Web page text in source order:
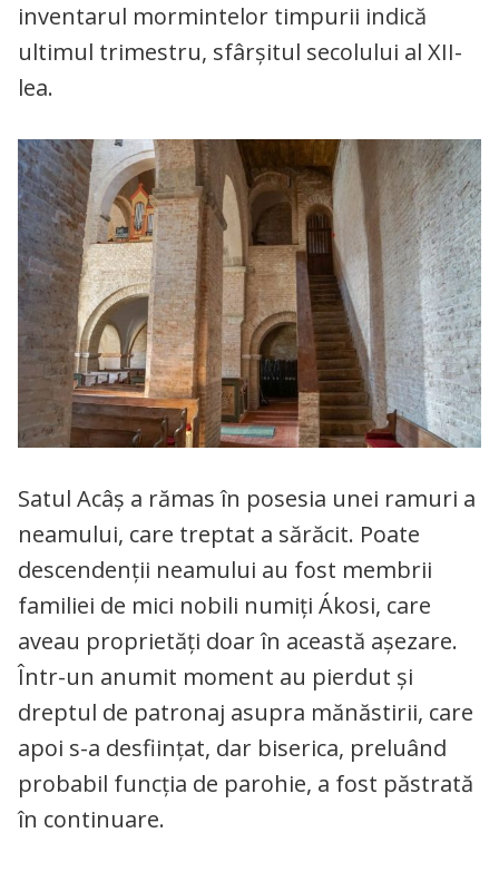
inventarul mormintelor timpurii indică
ultimul trimestru, sfârşitul secolului al XII-
lea.
Satul Acâş a rămas în posesia unei ramuri a
neamului, care treptat a sărăcit. Poate
descendenţii neamului au fost membrii
familiei de mici nobili numiţi Ákosi, care
aveau proprietăţi doar în această aşezare.
Într-un anumit moment au pierdut şi
dreptul de patronaj asupra mănăstirii, care
apoi s-a desfiinţat, dar biserica, preluând
probabil funcţia de parohie, a fost păstrată
în continuare.